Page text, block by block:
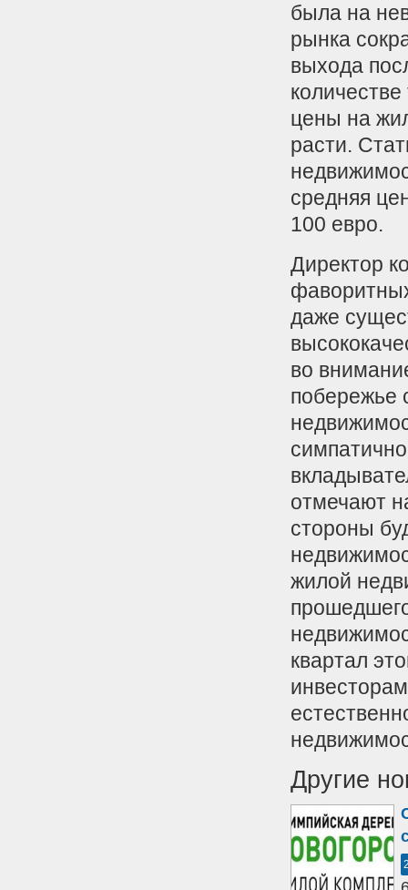
была на
рынка
выхода
цены на
расти.
средняя
100 евро.
Директор
даже
во
побережье
отмечают
стороны
жилой
квартал
Другие